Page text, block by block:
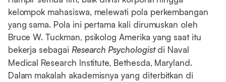
kelompok mahasiswa, melewati pola perkembangan
yang sama. Pola ini pertama kali dirumuskan oleh
Bruce W. Tuckman, psikolog Amerika yang saat itu
bekerja sebagai Research Psychologistdi Naval
Medical Research Institute, Bethesda, Maryland.
Dalam makalah akademisnya yang diterbitkan di